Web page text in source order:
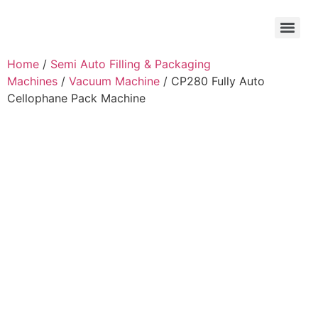
Home / Semi Auto Filling & Packaging
Machines / Vacuum Machine / CP280 Fully Auto
Cellophane Pack Machine